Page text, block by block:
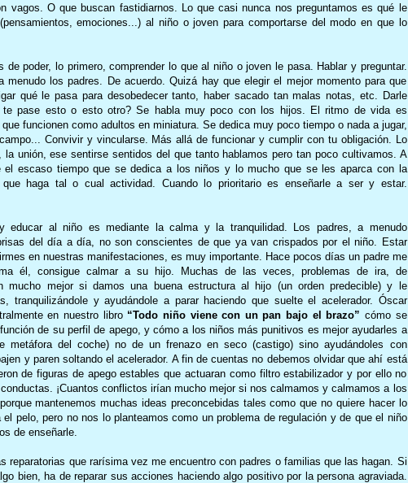
vagos. O que buscan fastidiarnos. Lo que casi nunca nos preguntamos es qué le
emociones...) al niño o joven para comportarse del modo en que lo
de poder, lo primero, comprender lo que al niño o joven le pasa. Hablar y preguntar.
menudo los padres. De acuerdo. Quizá hay que elegir el mejor momento para que
qué le pasa para desobedecer tanto, haber sacado tan malas notas, etc. Darle
te pase esto o esto otro? Se habla muy poco con los hijos. El ritmo de vida es
funcionen como adultos en miniatura. Se dedica muy poco tiempo o nada a jugar,
Convivir y vincularse. Más allá de funcionar y cumplir con tu obligación. Lo
unión, ese sentirse sentidos del que tanto hablamos pero tan poco cultivamos. A
el escaso tiempo que se dedica a los niños y lo mucho que se les aparca con la
haga tal o cual actividad. Cuando lo prioritario es enseñarle a ser y estar.
educar al niño es mediante la calma y la tranquilidad. Los padres, a menudo
del día a día, no son conscientes de que ya van crispados por el niño. Estar
en nuestras manifestaciones, es muy importante. Hace pocos días un padre me
él, consigue calmar a su hijo. Muchas de las veces, problemas de ira, de
mucho mejor si damos una buena estructura al hijo (un orden predecible) y le
tranquilizándole y ayudándole a parar haciendo que suelte el acelerador. Óscar
en nuestro libro “Todo niño viene con un pan bajo el brazo” cómo se
de su perfil de apego, y cómo a los niños más punitivos es mejor ayudarles a
metáfora del coche) no de un frenazo en seco (castigo) sino ayudándoles con
y paren soltando el acelerador. A fin de cuentas no debemos olvidar que ahí está
de figuras de apego estables que actuaran como filtro estabilizador y por ello no
¡Cuantos conflictos irían mucho mejor si nos calmamos y calmamos a los
mantenemos muchas ideas preconcebidas tales como que no quiere hacer lo
pelo, pero no nos lo planteamos como un problema de regulación y de que el niño
de enseñarle.
reparatorias que rarísima vez me encuentro con padres o familias que las hagan. Si
bien, ha de reparar sus acciones haciendo algo positivo por la persona agraviada.